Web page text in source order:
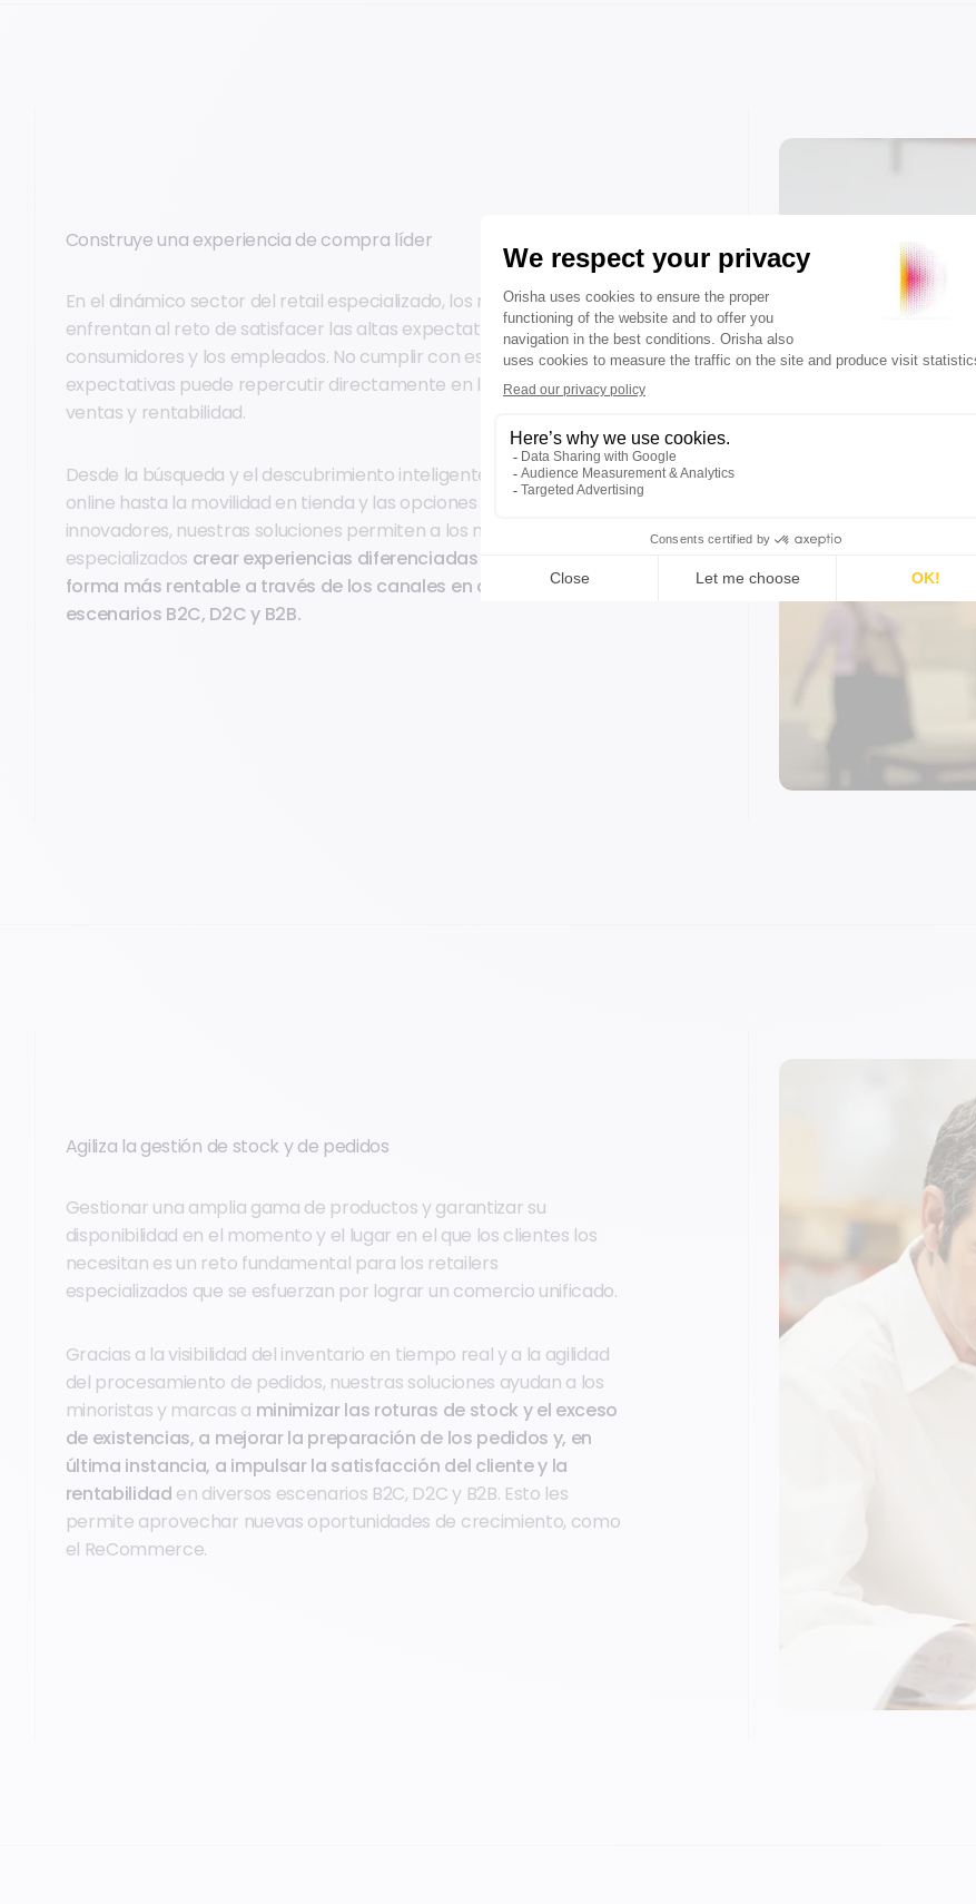
Construye una experiencia de compra líder
En el dinámico sector del retail especializado, los minoristas se
enfrentan al reto de satisfacer las altas expectativas de los
consumidores y los empleados. No cumplir con estas
expectativas puede repercutir directamente en los objetivos de
ventas y rentabilidad.
Desde la búsqueda y el descubrimiento inteligente de productos
online hasta la movilidad en tienda y las opciones de pago
innovadores, nuestras soluciones permiten a los minoristas
especializados crear experiencias diferenciadas y operar de
forma más rentable a través de los canales en diversos
escenarios B2C, D2C y B2B.
Agiliza la gestión de stock y de pedidos
Gestionar una amplia gama de productos y garantizar su
disponibilidad en el momento y el lugar en el que los clientes los
necesitan es un reto fundamental para los retailers
especializados que se esfuerzan por lograr un comercio unificado.
Gracias a la visibilidad del inventario en tiempo real y a la agilidad
del procesamiento de pedidos, nuestras soluciones ayudan a los
minoristas y marcas a minimizar las roturas de stock y el exceso
de existencias, a mejorar la preparación de los pedidos y, en
última instancia, a impulsar la satisfacción del cliente y la
rentabilidad en diversos escenarios B2C, D2C y B2B. Esto les
permite aprovechar nuevas oportunidades de crecimiento, como
el ReCommerce.